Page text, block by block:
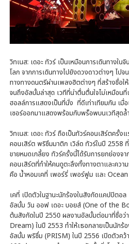
วิทเนส: เดอะ ทัวร์ เป็นเหมือนการเดินทางใน
โลก จากการเดินทางไปยังดวงดาวต่างๆ ไปจ
ทางทางดนตรีผ่านเพลงฮิตต่างๆ ที่สร้างชื่อ
จนถึงอัลบั้มล่าสุด เวทีที่น่าตื่นตื่นใจไม่เหมือนที่
ฮอลล์การแสดงเป็นที่นั่ง ที่ดีเท่าเทียมกัน เมื่
เซอร์ออกมาแสดงพร้อมกับพร็อพบนเวทีสุดล้ำ
วิทเนส: เดอะ ทัวร์ ถือเป็นทัวร์คอนเสิร์ตครั้
คอนเสิร์ต พริซึมมาติก เวิล์ด ทัวร์ในปี 2558
ขายหมดเกลี้ยง ทัวร์ครั้งนี้ได้รับการยกย่องจ
คอนเสิร์ตที่ทำให้คนดูตะลึงทั้งทางตาและคว
คือ น้ำหอมเคที่ เพอร์รี่ เพอร์ฟูม และ
เคที่ เปิดตัวในฐานะนักร้องในสังกัดแคปปิตอ
อัลบั้ม วัน ออฟ เดอะ บอยส์ (One of the
ต้นสังกัดในปี 2550 ผลงานอัลบั้มต่อมาที่ชื่อว่
Dream) ในปี 2553 ทำให้เธอกลายเป็นนักร้
อัลบั้ม พริซึ่ม (PRISM) ในปี 2556 เปิดตัวคว้